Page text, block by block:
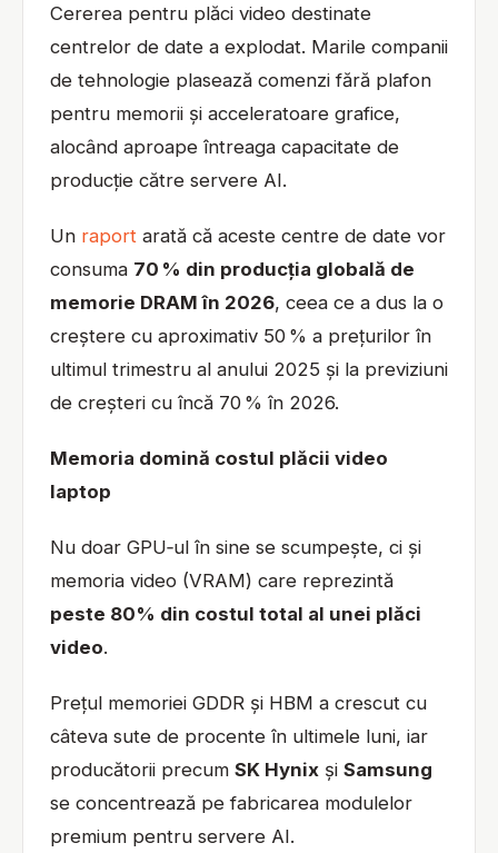
Cererea pentru plăci video destinate
centrelor de date a explodat. Marile companii
de tehnologie plasează comenzi fără plafon
pentru memorii și acceleratoare grafice,
alocând aproape întreaga capacitate de
producție către servere AI.
Un raport arată că aceste centre de date vor
consuma 70 % din producția globală de
memorie DRAM în 2026, ceea ce a dus la o
creștere cu aproximativ 50 % a prețurilor în
ultimul trimestru al anului 2025 și la previziuni
de creșteri cu încă 70 % în 2026.
Memoria domină costul plăcii video
laptop
Nu doar GPU‑ul în sine se scumpește, ci și
memoria video (VRAM) care reprezintă
peste 80% din costul total al unei plăci
video.
Prețul memoriei GDDR și HBM a crescut cu
câteva sute de procente în ultimele luni, iar
producătorii precum SK Hynix și Samsung
se concentrează pe fabricarea modulelor
premium pentru servere AI.